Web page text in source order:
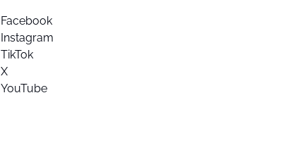
Facebook
Instagram
TikTok
X
YouTube